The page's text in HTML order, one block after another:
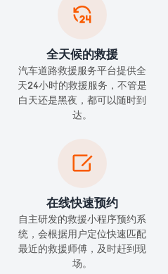

全天候的救援
汽车道路救援服务平台提供全
天24小时的救援服务，不管是
白天还是黑夜，都可以随时到
达。

在线快速预约
自主研发的救援小程序预约系
统，会根据用户定位快速匹配
最近的救援师傅，及时赶到现
场。